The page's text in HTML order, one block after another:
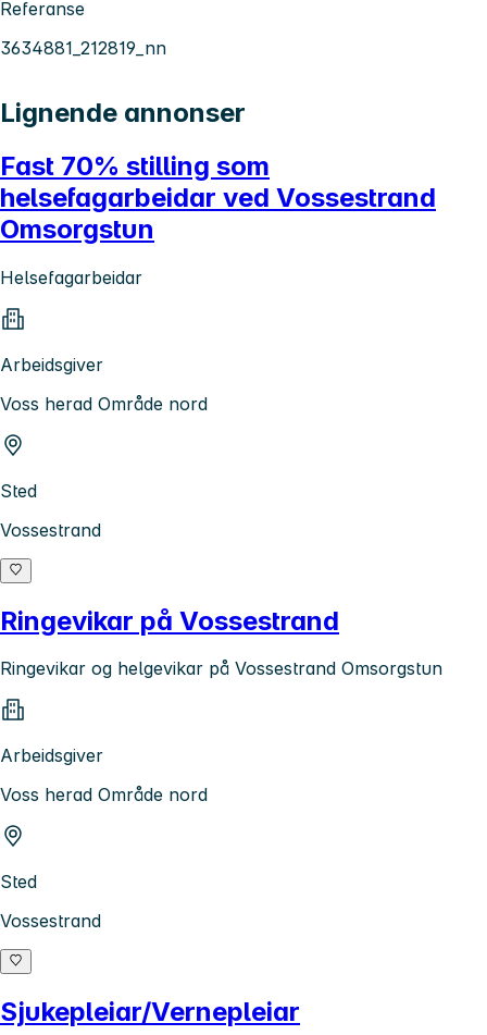
Referanse
3634881_212819_nn
Lignende annonser
Fast 70% stilling som
helsefagarbeidar ved Vossestrand
Omsorgstun
Helsefagarbeidar
Arbeidsgiver
Voss herad Område nord
Sted
Vossestrand
Ringevikar på Vossestrand
Ringevikar og helgevikar på Vossestrand Omsorgstun
Arbeidsgiver
Voss herad Område nord
Sted
Vossestrand
Sjukepleiar/Vernepleiar